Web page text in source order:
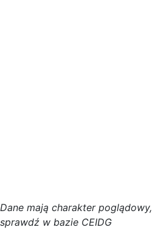
Dane mają charakter poglądowy,
sprawdź w bazie CEIDG